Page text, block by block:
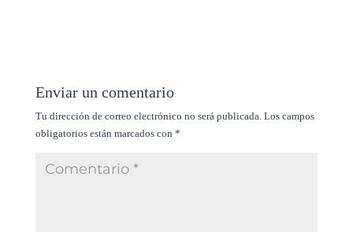
Enviar un comentario
Tu dirección de correo electrónico no será publicada. Los campos
obligatorios están marcados con *